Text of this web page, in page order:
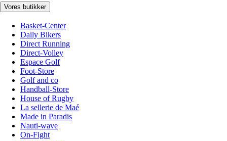
Vores butikker
Basket-Center
Daily Bikers
Direct Running
Direct-Volley
Espace Golf
Foot-Store
Golf and co
Handball-Store
House of Rugby
La sellerie de Maé
Made in Paradis
Nauti-wave
On-Fight